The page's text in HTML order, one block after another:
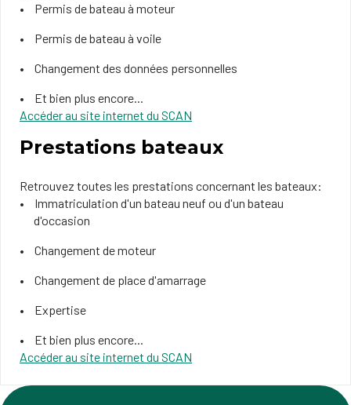
Permis de bateau à moteur
Permis de bateau à voile
Changement des données personnelles
Et bien plus encore...
Accéder au site internet du SCAN
Prestations bateaux
Retrouvez toutes les prestations concernant les bateaux:
Immatriculation d'un bateau neuf ou d'un bateau
d'occasion
Changement de moteur
Changement de place d'amarrage
Expertise
Et bien plus encore...
Accéder au site internet du SCAN